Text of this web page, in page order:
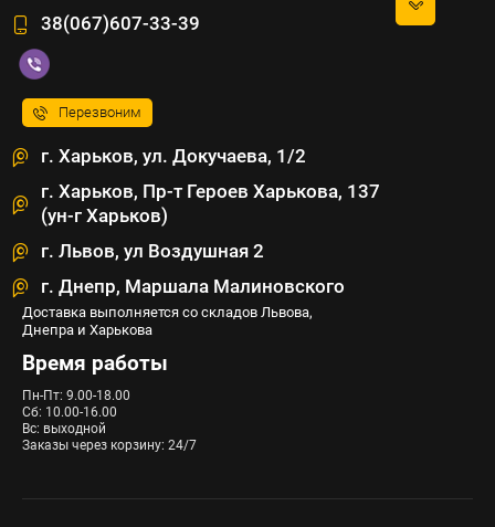
38(067)607-33-39
Перезвоним
г. Харьков, ул. Докучаева, 1/2
г. Харьков, Пр-т Героев Харькова, 137
(ун-г Харьков)
г. Львов, ул Воздушная 2
г. Днепр, Маршала Малиновского
Доставка выполняется со складов Львова,
Днепра и Харькова
Время работы
Пн-Пт: 9.00-18.00
Сб: 10.00-16.00
Вс: выходной
Заказы через корзину: 24/7